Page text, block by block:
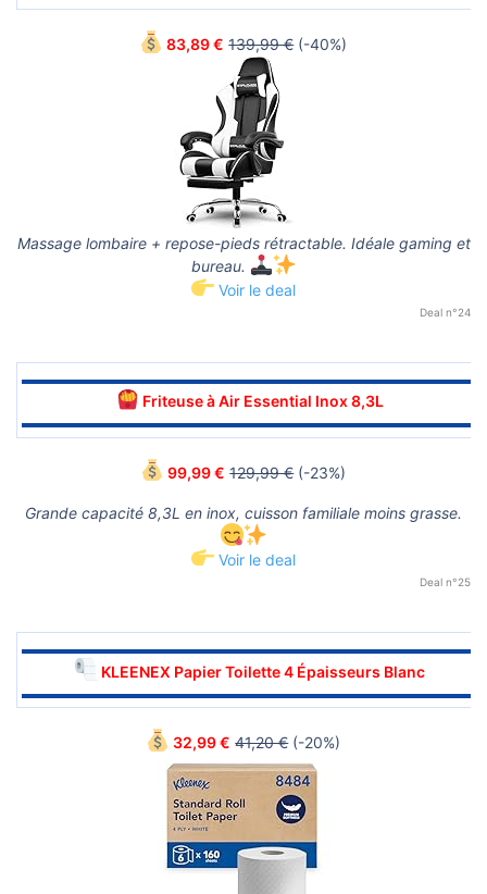
83,89 € 139,99 €(-40%)
Massage lombaire + repose-pieds rétractable. Idéale gaming et
bureau.
Voir le deal
Deal n°24
▬▬▬▬▬▬▬▬▬▬▬▬▬▬▬▬▬▬▬▬▬▬▬▬▬▬▬▬▬▬
Friteuse à Air Essential Inox 8,3L
▬▬▬▬▬▬▬▬▬▬▬▬▬▬▬▬▬▬▬▬▬▬▬▬▬▬▬▬▬▬
99,99 € 129,99 €(-23%)
Grande capacité 8,3L en inox, cuisson familiale moins grasse.
Voir le deal
Deal n°25
▬▬▬▬▬▬▬▬▬▬▬▬▬▬▬▬▬▬▬▬▬▬▬▬▬▬▬▬▬▬
KLEENEX Papier Toilette 4 Épaisseurs Blanc
▬▬▬▬▬▬▬▬▬▬▬▬▬▬▬▬▬▬▬▬▬▬▬▬▬▬▬▬▬▬
32,99 € 41,20 €(-20%)